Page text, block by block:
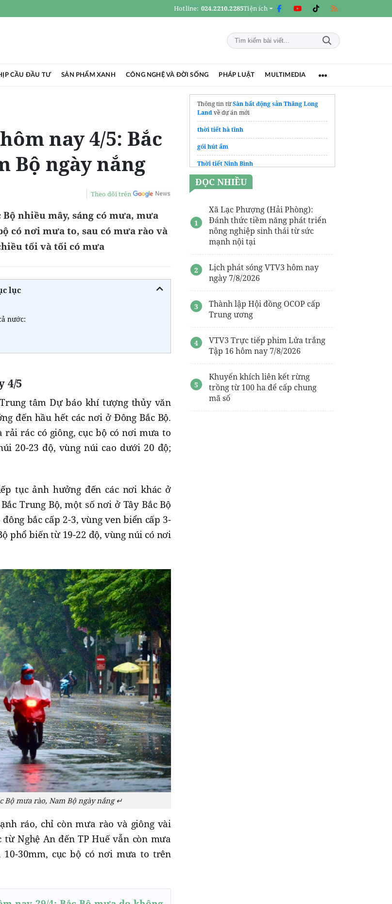
Hotline: 024.2210.2285Tiện ích
CẦU ĐẦU TƯ SẢN PHẨM XANH CÔNG NGHỆ VÀ ĐỜI SỐNG PHÁP LUẬT MULTIMEDIA
nay 4/5: Bắc
Bộ ngày nắng
Theo dõi trên
nhiều mây, sáng có mưa, mưa
có nơi mưa to, sau có mưa rào và
tối và tối có mưa
lục
nước:
4/5
tâm Dự báo khí tượng thủy văn
đến hầu hết các nơi ở Đông Bắc Bộ.
rác có giông, cục bộ có nơi mưa to
20-23 độ, vùng núi cao dưới 20 độ;
tục ảnh hưởng đến các nơi khác ở
Trung Bộ, một số nơi ở Tây Bắc Bộ
bắc cấp 2-3, vùng ven biển cấp 3-
phổ biến từ 19-22 độ, vùng núi có nơi
Bộ mưa rào, Nam Bộ ngày nắng ↵
ráo, chỉ còn mưa rào và giông vài
Nghệ An đến TP Huế vẫn còn mưa
30mm, cục bộ có nơi mưa to trên
Thông tin từSàn bất động sản Thăng Long
Landvề dự án mới
thời tiết hà tĩnh
gói hút ẩm
Thời tiết Ninh Bình
ĐỌC NHIỀU
Xã Lạc Phượng (Hải Phòng):
Đánh thức tiềm năng phát triển
nông nghiệp sinh thái từ sức
mạnh nội tại
Lịch phát sóng VTV3 hôm nay
ngày 7/8/2026
Thành lập Hội đồng OCOP cấp
Trung ương
VTV3 Trực tiếp phim Lửa trắng
Tập 16 hôm nay 7/8/2026
Khuyến khích liên kết rừng
trồng từ 100 ha để cấp chung
mã số